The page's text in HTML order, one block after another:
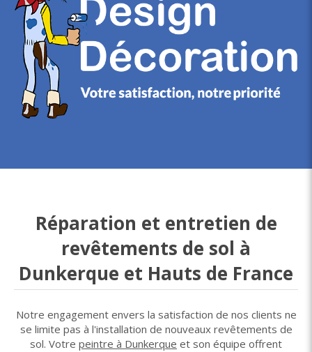
Réparation et entretien de
revêtements de sol à
Dunkerque et Hauts de France
Notre engagement envers la satisfaction de nos clients ne
se limite pas à l'installation de nouveaux revêtements de
sol. Votre peintre à Dunkerque et son équipe offrent